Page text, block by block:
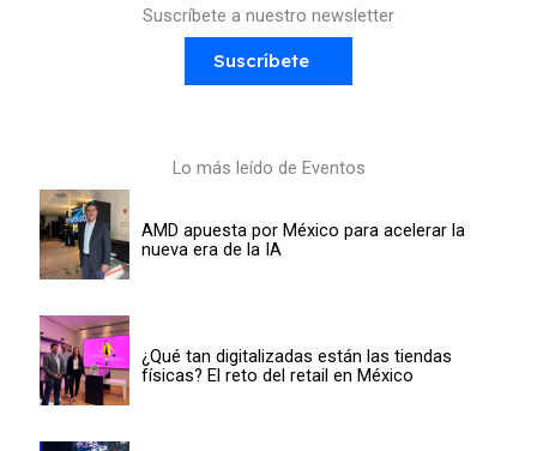
Suscríbete a nuestro newsletter
Suscríbete
Lo más leído de Eventos
AMD apuesta por México para acelerar la
nueva era de la IA
¿Qué tan digitalizadas están las tiendas
físicas? El reto del retail en México